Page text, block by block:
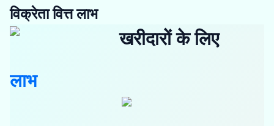
विक्रेता वित्त लाभ
खरीदारों के लिए
लाभ